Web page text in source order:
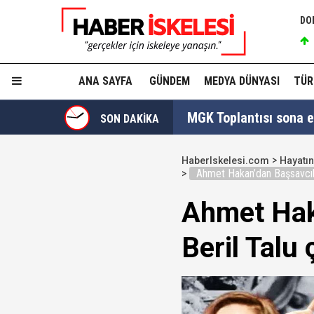
ANA SAYFA GÜNDEM MEDYA DÜNYASI
SON DAKİKA MGK Toplantısı
İzmit Belediyesi'nde
Hakkında fezleke
Hangi suçlar kapsam
Devlet Bahçeli'den
HaberIskelesi.com
Ahmet Hakan’dan
Ahmet
Beril Talu